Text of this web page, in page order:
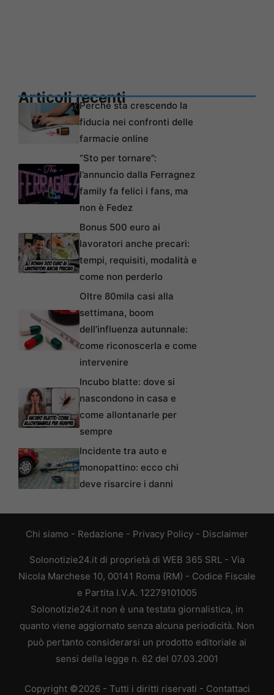
Articoli recentiPerché sta crescendo la
fiducia nei confronti delle
farmacie online
“Sto per tornare”:
l’annuncio dalla Ferragnez
family fa felici i fans, ma
non è Fedez
Bonus 500 euro ai
lavoratori anche precari:
tempi, requisiti, modalità e
come non perderlo
Oltre 80mila casi alla
settimana, boom
dell’influenza autunnale:
come riconoscerla e come
intervenire
Incubo blatte: dove si
nascondono in casa e
come allontanarle per
sempre
Incidente tra auto e
monopattino: ecco chi
deve risarcire i danni
Chi siamo - Redazione - Privacy Policy - Disclaimer
Solonotizie24.it di proprietà di WEB 365 SRL - Via
Nicola Marchese 10, 00141 Roma (RM) - Codice Fiscale
e Partita I.V.A. 12279101005
Solonotizie24.it non è una testata giornalistica, in
quanto viene aggiornato senza alcuna periodicità. Non
può pertanto considerarsi un prodotto editoriale ai
sensi della legge n. 62 del 07.03.2001
Copyright ©2026 - Tutti i diritti riservati - Contattaci